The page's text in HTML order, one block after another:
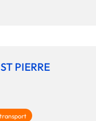
PIERRE